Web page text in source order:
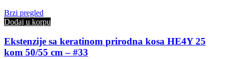
Brzi pregled
Dodaj u korpu
Ekstenzije sa keratinom prirodna kosa HE4Y 25
kom 50/55 cm – #33